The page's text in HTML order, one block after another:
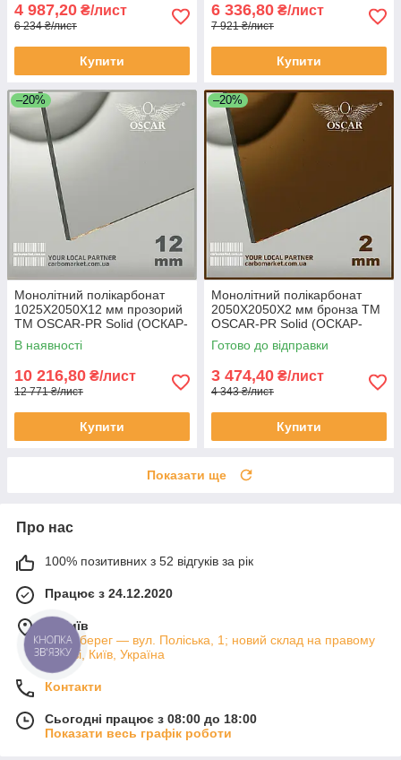
4 987,20 ₴/лист
6 234 ₴/лист
Купити
6 336,80 ₴/лист
7 921 ₴/лист
Купити
–20%
Монолітний полікарбонат
1025Х2050Х12 мм прозорий
TM OSCAR-PR Solid (ОСКАР-
Преміум) Сербія
В наявності
10 216,80 ₴/лист
12 771 ₴/лист
Купити
–20%
Монолітний полікарбонат
2050Х2050Х2 мм бронза TM
OSCAR-PR Solid (ОСКАР-
Преміум) Сербія
Готово до відправки
3 474,40 ₴/лист
4 343 ₴/лист
Купити
Показати ще
Про нас
100% позитивних з 52 відгуків за рік
Працює з 24.12.2020
м. Київ
Лівий берег — вул. Поліська, 1; новий склад на правому
березі, Київ, Україна
Контакти
Сьогодні працює з 08:00 до 18:00
Показати весь графік роботи
КНОПКА
ЗВ'ЯЗКУ